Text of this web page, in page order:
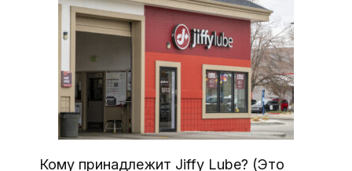
Кому принадлежит Jiffy Lube? (Это